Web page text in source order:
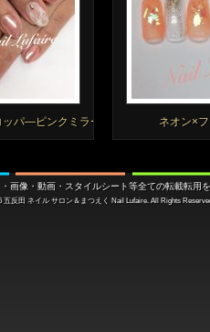
パ―ピンクミラー ネオン×
画像・動画・スタイルシート等全ての転載転用を
五反田 ネイル サロン＆まつえく Nail Lufaire. All Rights